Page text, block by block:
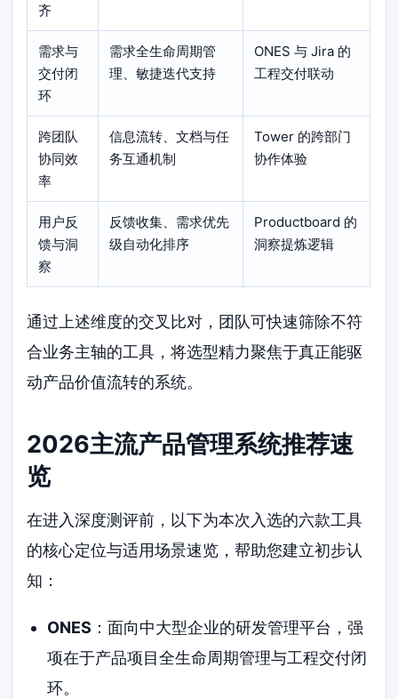
齐
需求与
交付闭
环
需求全生命周期管
理、敏捷迭代支持
ONES 与 Jira 的
工程交付联动
跨团队
协同效
率
信息流转、文档与任
务互通机制
Tower 的跨部门
协作体验
用户反
馈与洞
察
反馈收集、需求优先
级自动化排序
Productboard 的
洞察提炼逻辑
通过上述维度的交叉比对，团队可快速筛除不符
合业务主轴的工具，将选型精力聚焦于真正能驱
动产品价值流转的系统。
2026主流产品管理系统推荐速
览
在进入深度测评前，以下为本次入选的六款工具
的核心定位与适用场景速览，帮助您建立初步认
知：
ONES ：面向中大型企业的研发管理平台，强
项在于产品项目全生命周期管理与工程交付闭
环。